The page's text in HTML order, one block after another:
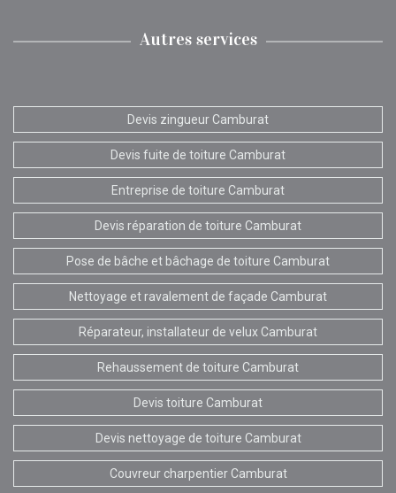
Autres services
Devis zingueur Camburat
Devis fuite de toiture Camburat
Entreprise de toiture Camburat
Devis réparation de toiture Camburat
Pose de bâche et bâchage de toiture Camburat
Nettoyage et ravalement de façade Camburat
Réparateur, installateur de velux Camburat
Rehaussement de toiture Camburat
Devis toiture Camburat
Devis nettoyage de toiture Camburat
Couvreur charpentier Camburat